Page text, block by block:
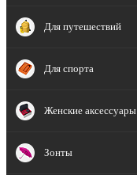
Для путешествий
Для спорта
Женские аксессуары
Зонты